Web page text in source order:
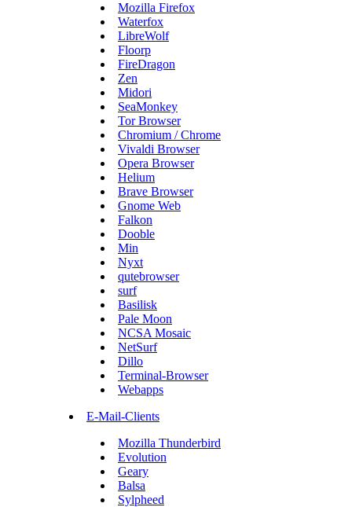
Mozilla Firefox
Waterfox
LibreWolf
Floorp
FireDragon
Zen
Midori
SeaMonkey
Tor Browser
Chromium / Chrome
Vivaldi Browser
Opera Browser
Helium
Brave Browser
Gnome Web
Falkon
Dooble
Min
Nyxt
qutebrowser
surf
Basilisk
Pale Moon
NCSA Mosaic
NetSurf
Dillo
Terminal-Browser
Webapps
E-Mail-Clients
Mozilla Thunderbird
Evolution
Geary
Balsa
Sylpheed